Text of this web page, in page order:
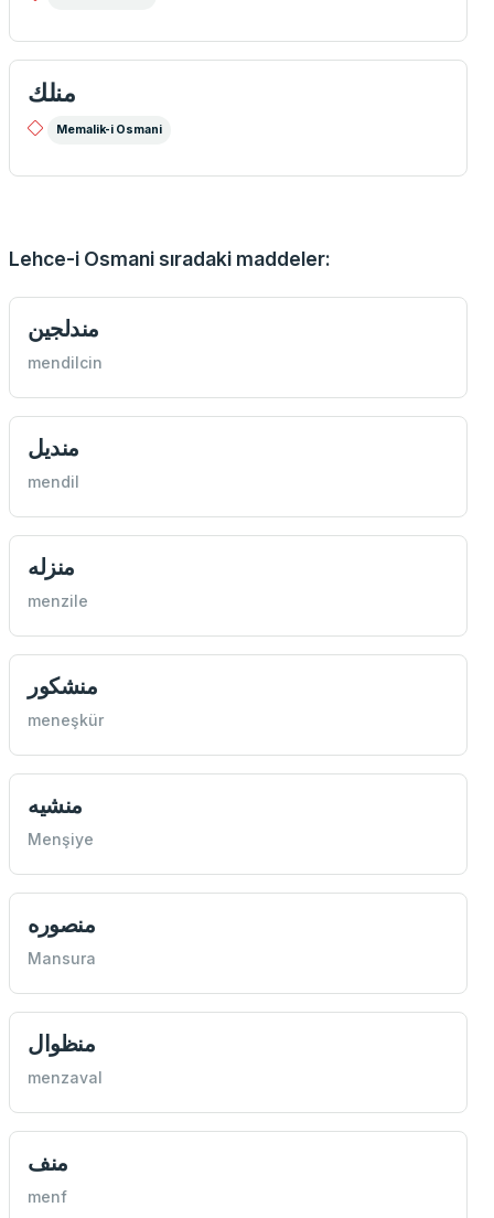
منلك
Memalik-i Osmani
Lehce-i Osmani sıradaki maddeler:
مندلجين
mendilcin
منديل
mendil
منزله
menzile
منشكور
meneşkür
منشيه
Menşiye
منصوره
Mansura
منظوال
menzaval
منف
menf